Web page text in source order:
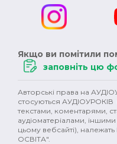
Якщо ви помітили
заповніть цю
Авторські права на
стосуються
текстами, коментарями,
аудіоматеріалами,
цьому вебсайті),
ОСВІТА".